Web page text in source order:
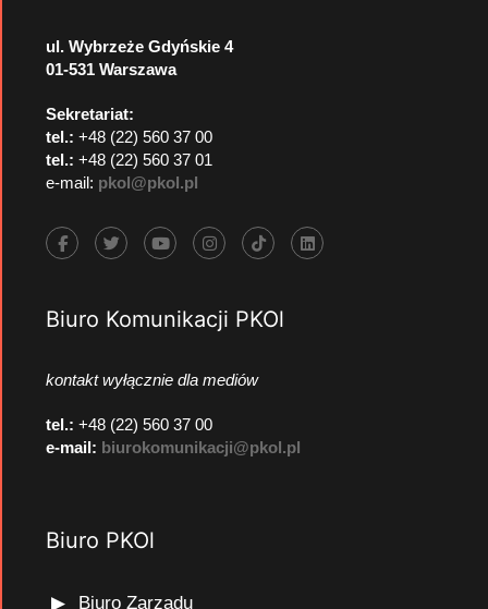
ul. Wybrzeże Gdyńskie 4
01-531 Warszawa
Sekretariat:
tel.: +48 (22) 560 37 00
tel.: +48 (22) 560 37 01
e-mail: pkol@pkol.pl
Biuro Komunikacji PKOl
kontakt wyłącznie dla mediów
tel.: +48 (22) 560 37 00
e-mail: biurokomunikacji@pkol.pl
Biuro PKOl
Biuro Zarządu